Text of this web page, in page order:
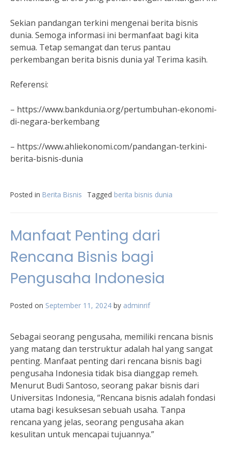
Sekian pandangan terkini mengenai berita bisnis
dunia. Semoga informasi ini bermanfaat bagi kita
semua. Tetap semangat dan terus pantau
perkembangan berita bisnis dunia ya! Terima kasih.
Referensi:
– https://www.bankdunia.org/pertumbuhan-ekonomi-
di-negara-berkembang
– https://www.ahliekonomi.com/pandangan-terkini-
berita-bisnis-dunia
Posted in Berita Bisnis Tagged berita bisnis dunia
Manfaat Penting dari
Rencana Bisnis bagi
Pengusaha Indonesia
Posted on September 11, 2024 by adminrif
Sebagai seorang pengusaha, memiliki rencana bisnis
yang matang dan terstruktur adalah hal yang sangat
penting. Manfaat penting dari rencana bisnis bagi
pengusaha Indonesia tidak bisa dianggap remeh.
Menurut Budi Santoso, seorang pakar bisnis dari
Universitas Indonesia, “Rencana bisnis adalah fondasi
utama bagi kesuksesan sebuah usaha. Tanpa
rencana yang jelas, seorang pengusaha akan
kesulitan untuk mencapai tujuannya.”